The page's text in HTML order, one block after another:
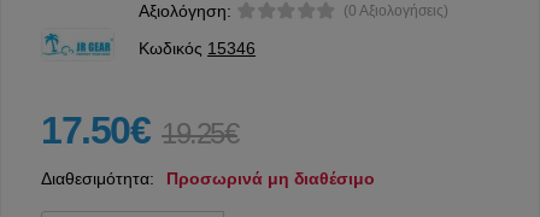
Αξιολόγηση: (0 Αξιολογήσεις)
Κωδικός 15346
17.50€ 19.25€
Διαθεσιμότητα: Προσωρινά μη διαθέσιμο